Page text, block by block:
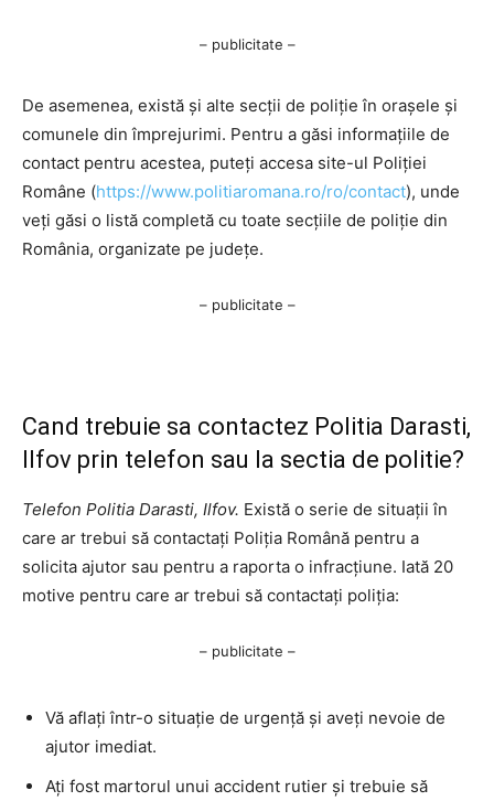
– publicitate –
De asemenea, există și alte secții de poliție în orașele și
comunele din împrejurimi. Pentru a găsi informațiile de
contact pentru acestea, puteți accesa site-ul Poliției
Române (https://www.politiaromana.ro/ro/contact), unde
veți găsi o listă completă cu toate secțiile de poliție din
România, organizate pe județe.
– publicitate –
Cand trebuie sa contactez Politia Darasti,
Ilfov prin telefon sau la sectia de politie?
Telefon Politia Darasti, Ilfov. Există o serie de situații în
care ar trebui să contactați Poliția Română pentru a
solicita ajutor sau pentru a raporta o infracțiune. Iată 20
motive pentru care ar trebui să contactați poliția:
– publicitate –
Vă aflați într-o situație de urgență și aveți nevoie de
ajutor imediat.
Ați fost martorul unui accident rutier și trebuie să